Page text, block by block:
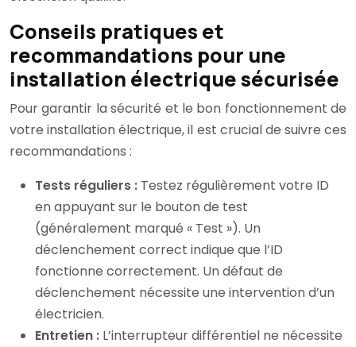
Conseils pratiques et
recommandations pour une
installation électrique sécurisée
Pour garantir la sécurité et le bon fonctionnement de
votre installation électrique, il est crucial de suivre ces
recommandations :
Tests réguliers : Testez régulièrement votre ID
en appuyant sur le bouton de test
(généralement marqué « Test »). Un
déclenchement correct indique que l’ID
fonctionne correctement. Un défaut de
déclenchement nécessite une intervention d’un
électricien.
Entretien : L’interrupteur différentiel ne nécessite